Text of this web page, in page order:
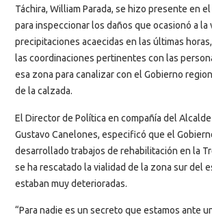
Táchira, William Parada, se hizo presente en
para inspeccionar los daños que ocasionó a la
precipitaciones acaecidas en las últimas
las coordinaciones pertinentes con las
esa zona para canalizar con el Gobierno
de la calzada.
El Director de Política en compañía del
Gustavo Canelones, especificó que el
desarrollado trabajos de rehabilitación en la
se ha rescatado la vialidad de la zona sur del
estaban muy deterioradas.
“Para nadie es un secreto que estamos ante